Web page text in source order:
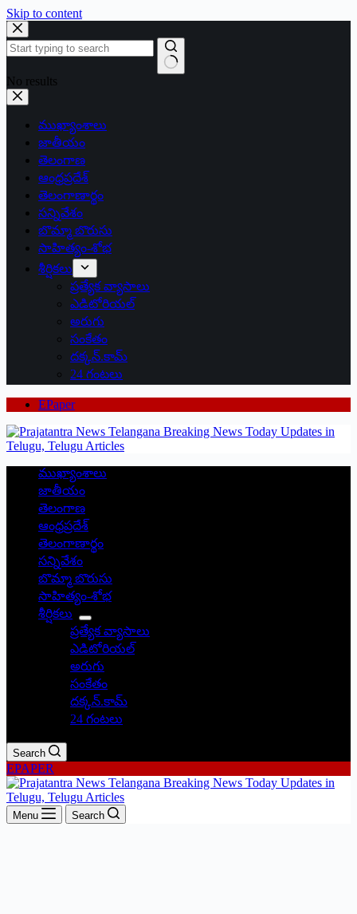
Skip to content
No results
ముఖ్యాంశాలు
జాతీయం
తెలంగాణ
ఆంధ్రప్రదేశ్
తెలంగాణార్థం
సన్నివేశం
బొమ్మా బొరుసు
సాహిత్యం-శోభ
శీర్షికలు
ప్రత్యేక వ్యాసాలు
ఎడిటోరియల్
అరుగు
సంకేతం
దక్కన్.కామ్
24 గంటలు
EPaper
ముఖ్యాంశాలు
జాతీయం
తెలంగాణ
ఆంధ్రప్రదేశ్
తెలంగాణార్థం
సన్నివేశం
బొమ్మా బొరుసు
సాహిత్యం-శోభ
శీర్షికలు
ప్రత్యేక వ్యాసాలు
ఎడిటోరియల్
అరుగు
సంకేతం
దక్కన్.కామ్
24 గంటలు
Search
EPAPER
Menu Search